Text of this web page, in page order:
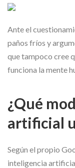
Ante el
paños fríos y
que tampoco cree
funciona la mente
¿Qué
artificial
Según el propio
inteligencia